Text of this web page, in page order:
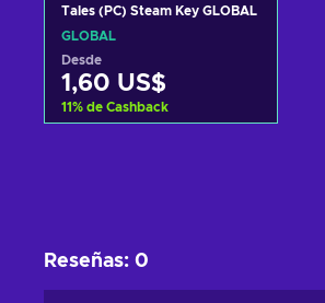
Tales (PC) Steam Key GLOBAL
GLOBAL
Desde
1,60 US$
11% de Cashback
Reseñas: 0